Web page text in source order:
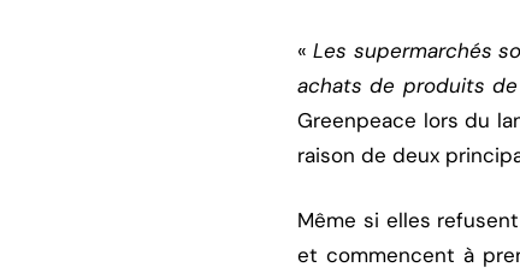
«Les supermarchés
achats de produits
Greenpeace lors du
raison de deux
Même si elles
et commencent à